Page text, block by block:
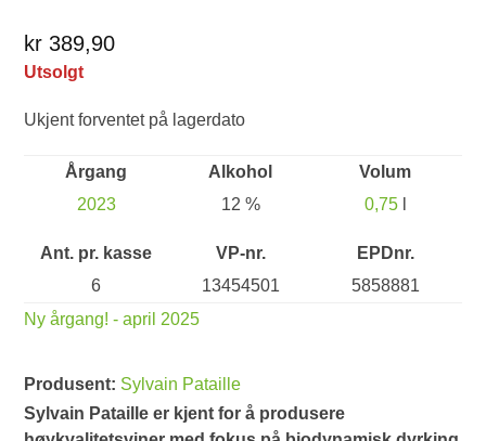
kr 389,90
Utsolgt
Ukjent forventet på lagerdato
Årgang
2023
Alkohol
12 %
Volum
0,75l
Ant. pr. kasse
6
VP-nr.
13454501
EPDnr.
5858881
Ny årgang! - april 2025
Produsent: Sylvain Pataille
Sylvain Pataille er kjent for å produsere